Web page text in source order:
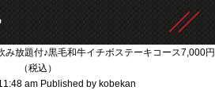
み放題付♪黒毛和牛イチボステーキコース7,000円
（税込）
am Published by kobekan